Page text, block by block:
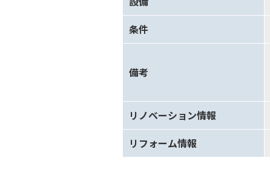
条件
備考
リノベーション情報
リフォーム情報